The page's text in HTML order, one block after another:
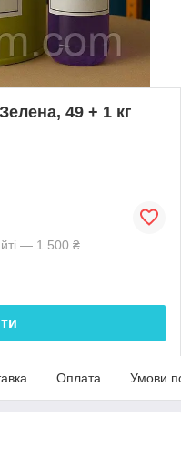
49 + 1 кг
— 1 500 ₴
Оплата Умови